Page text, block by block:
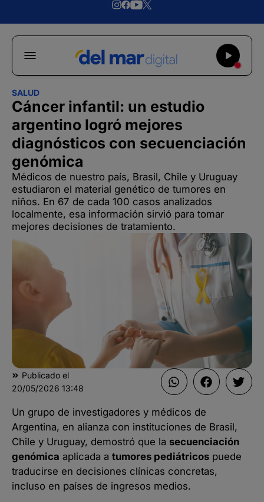
SALUD
Cáncer infantil: un estudio
argentino logró mejores
diagnósticos con secuenciación
genómica
Médicos de nuestro país, Brasil, Chile y Uruguay
estudiaron el material genético de tumores en
niños. En 67 de cada 100 casos analizados
localmente, esa información sirvió para tomar
mejores decisiones de tratamiento.
Publicado el
20/05/2026 13:48
Un grupo de investigadores y médicos de
Argentina, en alianza con instituciones de Brasil,
Chile y Uruguay, demostró que la secuenciación
genómica aplicada a tumores pediátricos puede
traducirse en decisiones clínicas concretas,
incluso en países de ingresos medios.